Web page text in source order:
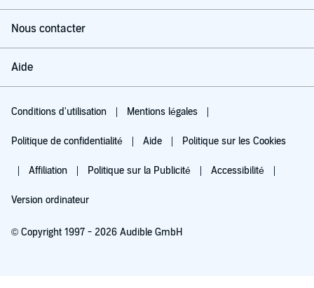
Nous contacter
Aide
Conditions d'utilisation Mentions légales
Politique de confidentialité Aide Politique sur les Cookies
Affiliation Politique sur la Publicité Accessibilité
Version ordinateur
© Copyright 1997 - 2026 Audible GmbH